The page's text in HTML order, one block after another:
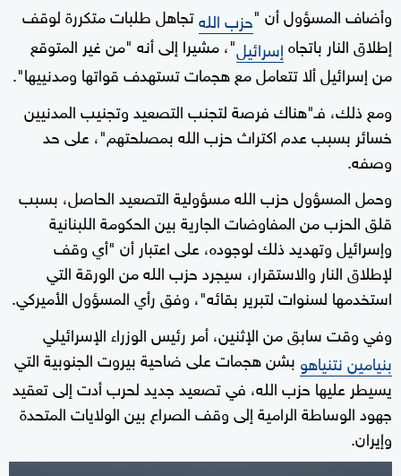
وأضاف المسؤول أن "حزب اللهتجاهل طلبات متكررة لوقف
إطلاق النار باتجاهإسرائيل"، مشيرا إلى أنه "من غير المتوقع
من إسرائيل ألا تتعامل مع هجمات تستهدف قواتها ومدنييها".
ومع ذلك، فـ"هناك فرصة لتجنب التصعيد وتجنيب المدنيين
خسائر بسبب عدم اكتراث حزب الله بمصلحتهم"، على حد
وصفه.
وحمل المسؤول حزب الله مسؤولية التصعيد الحاصل، بسبب
قلق الحزب من المفاوضات الجارية بين الحكومة اللبنانية
وإسرائيل وتهديد ذلك لوجوده، على اعتبار أن "أي وقف
لإطلاق النار والاستقرار، سيجرد حزب الله من الورقة التي
استخدمها لسنوات لتبرير بقائه"، وفق رأي المسؤول الأميركي.
وفي وقت سابق من الإثنين، أمر رئيس الوزراء الإسرائيلي
بنيامين نتنياهو بشن هجمات على ضاحية بيروت الجنوبية التي
يسيطر عليها ⁠حزب الله، في تصعيد جديد لحرب أدت إلى تعقيد
جهود الوساطة الرامية إلى وقف الصراع بين الولايات المتحدة
وإيران.